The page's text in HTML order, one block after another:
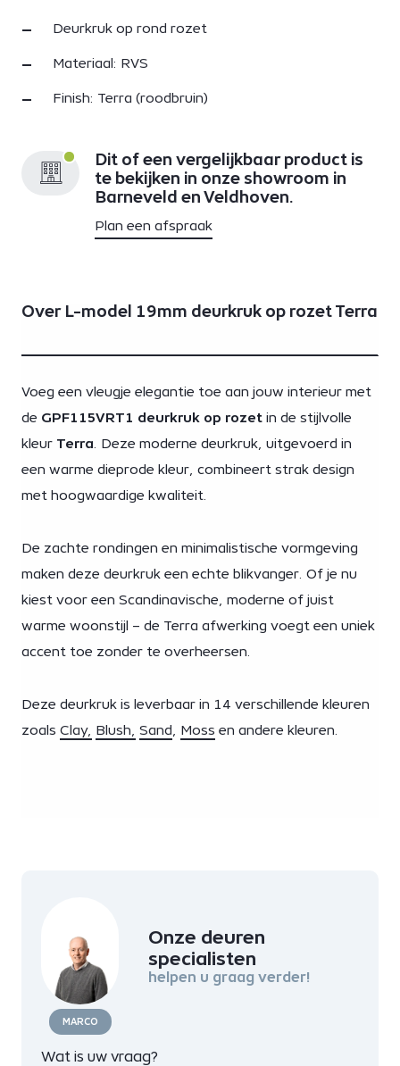
Deurkruk op rond rozet
Materiaal: RVS
Finish: Terra (roodbruin)
Dit of een vergelijkbaar product is
te bekijken in onze showroom in
Barneveld en Veldhoven.
Plan een afspraak
Over L-model 19mm deurkruk op rozet Terra
Voeg een vleugje elegantie toe aan jouw interieur met
de GPF115VRT1 deurkruk op rozet in de stijlvolle
kleur Terra . Deze moderne deurkruk, uitgevoerd in
een warme dieprode kleur, combineert strak design
met hoogwaardige kwaliteit.
De zachte rondingen en minimalistische vormgeving
maken deze deurkruk een echte blikvanger. Of je nu
kiest voor een Scandinavische, moderne of juist
warme woonstijl – de Terra afwerking voegt een uniek
accent toe zonder te overheersen.
Deze deurkruk is leverbaar in 14 verschillende kleuren
zoals Clay, Blush, Sand Moss en andere kleuren.
MARCO
Onze deuren
specialisten
helpen u graag verder!
Wat is uw vraag?